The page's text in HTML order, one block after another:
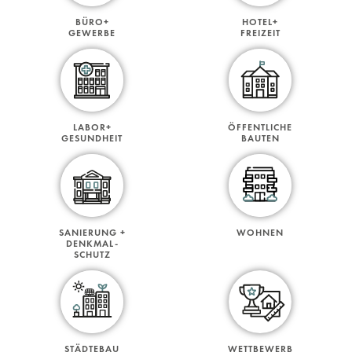
BÜRO+
GEWERBE
HOTEL+
FREIZEIT
LABOR+
GESUNDHEIT
ÖFFENTLICHE
BAUTEN
SANIERUNG +
DENKMAL-
SCHUTZ
WOHNEN
STÄDTEBAU WETTBEWERB